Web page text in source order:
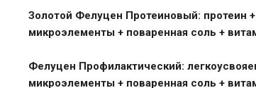
Золотой Фелуцен Протеиновый: протеин
микроэлементы + поваренная соль +
Фелуцен Профилактический:
микроэлементы + поваренная соль +